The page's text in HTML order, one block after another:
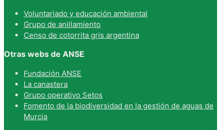
Voluntariado y educación ambiental
Grupo de anillamiento
Censo de cotorrita gris argentina
Otras webs de ANSE
Fundación ANSE
La canastera
Grupo operativo Setos
Fomento de la biodiversidad en la gestión de aguas de
Murcia